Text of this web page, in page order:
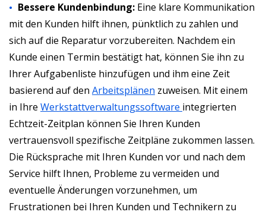
Bessere Kundenbindung: Eine klare Kommunikation
mit den Kunden hilft ihnen, pünktlich zu zahlen und
sich auf die Reparatur vorzubereiten. Nachdem ein
Kunde einen Termin bestätigt hat, können Sie ihn zu
Ihrer Aufgabenliste hinzufügen und ihm eine Zeit
basierend auf den Arbeitsplänen zuweisen. Mit einem
in Ihre Werkstattverwaltungssoftware integrierten
Echtzeit-Zeitplan können Sie Ihren Kunden
vertrauensvoll spezifische Zeitpläne zukommen lassen.
Die Rücksprache mit Ihren Kunden vor und nach dem
Service hilft Ihnen, Probleme zu vermeiden und
eventuelle Änderungen vorzunehmen, um
Frustrationen bei Ihren Kunden und Technikern zu